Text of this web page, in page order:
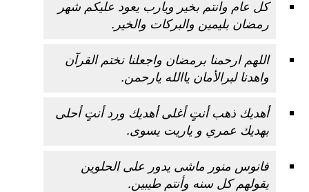
كل عام وانتم بخير ويارب يعود عليكم شهر
رمضان بليمين والبركات والخير.
اللهم ارحمنا برمضان واجعلنا نختم القرآن
واهدنا لبرالأمان ياالله يارحمن.
أهديك ذهب أنتٍ أغلى أهديك ورد أنتٍ أحلى
بهديك عمري و ياريت يسوى.
فانوس منور ماشى يدور على الحلوين
يقولهم كل سنه وأنتم طيبين.